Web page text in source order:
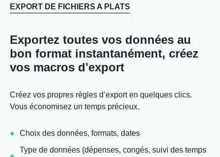
EXPORT DE FICHIERS A PLATS
Exportez toutes vos données au
bon format instantanément, créez
vos macros d'export
Créez vos propres règles d’export en quelques clics.
Vous économisez un temps précieux.
Choix des données, formats, dates
Type de données (dépenses, congés, suivi des temps